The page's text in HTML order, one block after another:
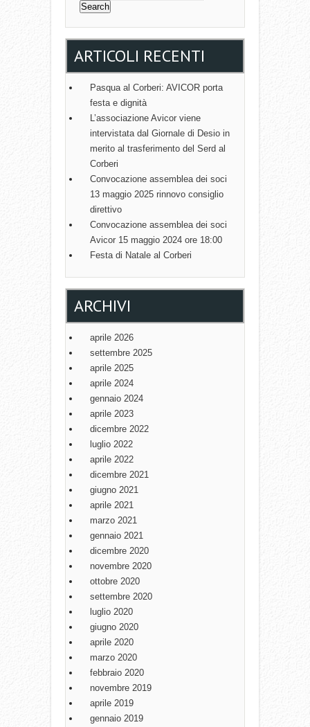
N
A
V
I
G
I
ARTICOLI RECENTI
Pasqua al Corberi: AVICOR porta
festa e dignità
L’associazione Avicor viene
intervistata dal Giornale di Desio in
merito al trasferimento del Serd al
Corberi
Convocazione assemblea dei soci
13 maggio 2025 rinnovo consiglio
direttivo
Convocazione assemblea dei soci
Avicor 15 maggio 2024 ore 18:00
Festa di Natale al Corberi
ARCHIVI
aprile 2026
settembre 2025
aprile 2025
aprile 2024
gennaio 2024
aprile 2023
dicembre 2022
luglio 2022
aprile 2022
dicembre 2021
giugno 2021
aprile 2021
marzo 2021
gennaio 2021
dicembre 2020
novembre 2020
ottobre 2020
settembre 2020
luglio 2020
giugno 2020
aprile 2020
marzo 2020
febbraio 2020
novembre 2019
aprile 2019
gennaio 2019